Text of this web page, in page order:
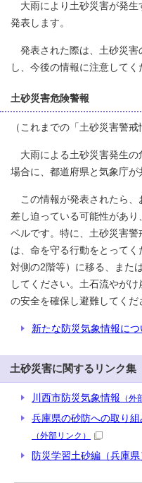
大雨により土砂災害が発生
発表します。
発表された際は、土砂災害
し、今後の情報に注意してく
土砂災害危険警報
（これまでの「土砂災害警戒
大雨による土砂災害発生の
場合に、都道府県と気象庁が
この情報が発表されたら、
差し迫っている可能性があ
ベルです。特に、土砂災害
は、命を守る行動をとって
対側の2階等）に移る、また
してください。土石流やが
の安全を確保し避難してくだ
新たな防災気象情報につ
土砂災害に関するリンク集
川西市防災気象情報 （外
兵庫県の砂防への取り
（外部リンク）
防災学習土砂編（兵庫県